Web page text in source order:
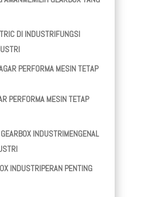
FUNGSI
PERFORMA MESIN TETAP
MENGENAL
PERAN PENTING